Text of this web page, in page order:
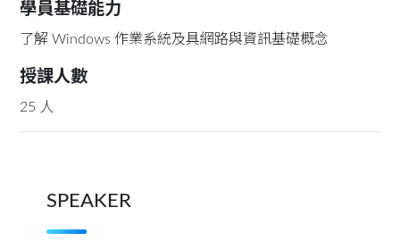
學員基礎能力
了解 Windows 作業系統及具網路與資訊基礎概念
授課人數
25 人
SPEAKER